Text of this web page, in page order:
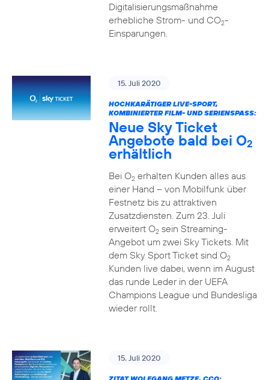
Digitalisierungsmaßnahme
erhebliche Strom- und CO2-
Einsparungen.
15. Juli 2020
HOCHKARÄTIGER LIVE-SPORT,
KOMBINIERTER FILM- UND SERIENSPASS:
Neue Sky Ticket
Angebote bald bei O2
erhältlich
Bei O2erhalten Kunden alles aus
einer Hand – von Mobilfunk über
Festnetz bis zu attraktiven
Zusatzdiensten. Zum 23. Juli
erweitert O2sein Streaming-
Angebot um zwei Sky Tickets. Mit
dem Sky Sport Ticket sind O2
Kunden live dabei, wenn im August
das runde Leder in der UEFA
Champions League und Bundesliga
wieder rollt.
15. Juli 2020